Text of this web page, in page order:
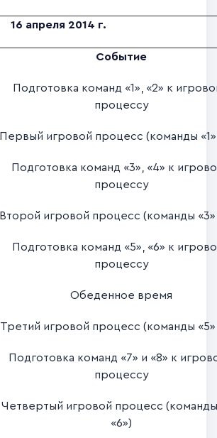
16 апреля 2014 г.
Событие
Подготовка команд «1», «2» к
процессу
Первый игровой процесс (команды
Подготовка команд «3», «4» к
процессу
Второй игровой процесс (команды
Подготовка команд «5», «6» к
процессу
Обеденное время
Третий игровой процесс (команды
Подготовка команд «7» и «8» к
процессу
Четвертый игровой процесс (команды
«6»)